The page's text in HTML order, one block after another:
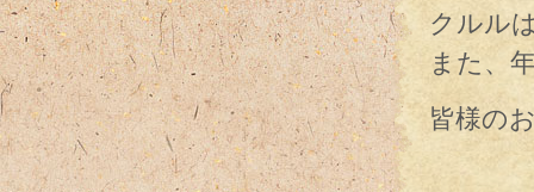
クルル
また、
皆様の